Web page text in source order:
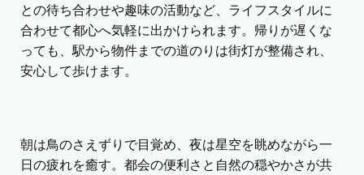
との待ち合わせや趣味の活動など、ライフスタイルに
合わせて都心へ気軽に出かけられます。帰りが遅くな
っても、駅から物件までの道のりは街灯が整備され、
安心して歩けます。
朝は鳥のさえずりで目覚め、夜は星空を眺めながら一
日の疲れを癒す。都会の便利さと自然の穏やかさが共